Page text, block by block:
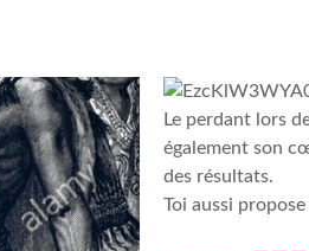
Le perdant lors
également son
des résultats.
Toi aussi